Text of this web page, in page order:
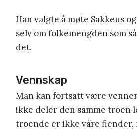
Han valgte å møte Sakkeus
selv om folkemengden som
det.
Vennskap
Man kan fortsatt være
ikke deler den samme troen
troende er ikke våre fiender,